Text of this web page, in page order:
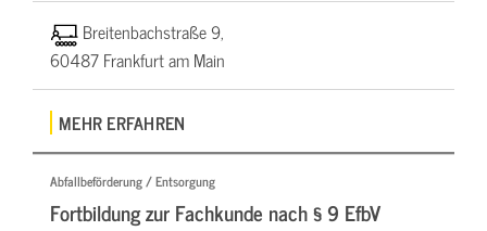
Breitenbachstraße 9,
60487 Frankfurt am Main
MEHR ERFAHREN
Abfallbeförderung / Entsorgung
Fortbildung zur Fachkunde nach § 9 EfbV